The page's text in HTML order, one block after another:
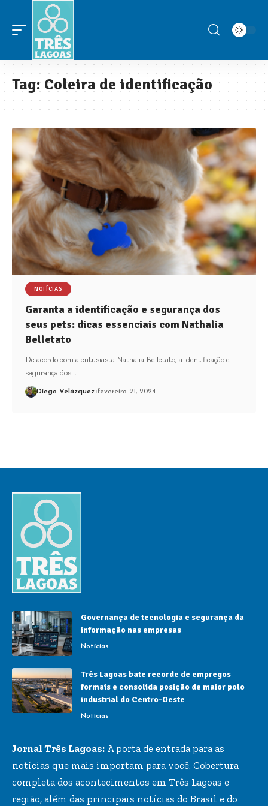
Tag: Coleira de identificação
NOTÍCIAS
Garanta a identificação e segurança dos
seus pets: dicas essenciais com Nathalia
Belletato
De acordo com a entusiasta Nathalia Belletato, a identificação e
segurança dos…
Diego Velázquez fevereiro 21, 2024
Governança de tecnologia e segurança da
informação nas empresas
Notícias
Três Lagoas bate recorde de empregos
formais e consolida posição de maior polo
industrial do Centro-Oeste
Notícias
Jornal Três Lagoas: A porta de entrada para as
notícias que mais importam para você. Cobertura
completa dos acontecimentos em Três Lagoas e
região, além das principais notícias do Brasil e do